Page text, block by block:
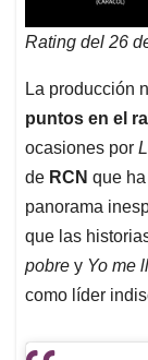
Rating del 26
La producción
puntos en el
ocasiones por
de RCN que
panorama
que las
pobre y Yo me
como líder